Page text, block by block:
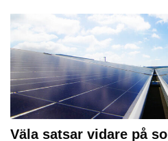
Väla satsar vidare på